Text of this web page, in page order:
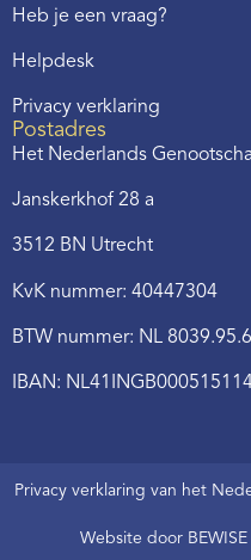
Heb je een vraag?
Helpdesk
Privacy verklaring
Postadres
Het Nederlands
Janskerkhof 28 a
3512 BN Utrecht
KvK nummer: 40447304
BTW nummer: NL
IBAN:
Privacy verklaring van het
Website door